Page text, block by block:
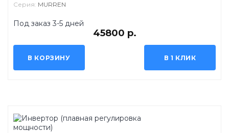
Серия: MURREN
Под заказ 3-5 дней
45800 р.
В КОРЗИНУ В 1 КЛИК